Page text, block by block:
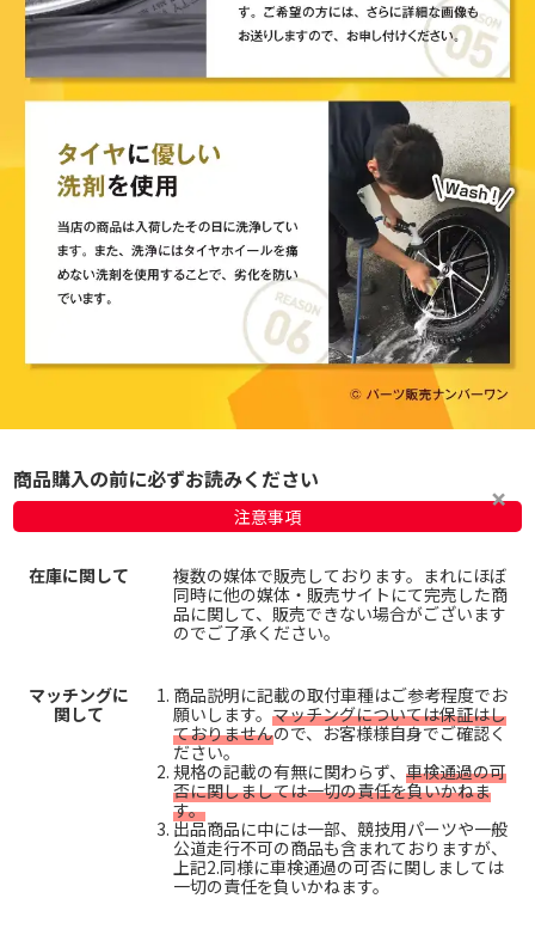
商品購入の前に必ずお読みください
注意事項
在庫に関して
複数の媒体で販売しております。まれにほぼ
同時に他の媒体・販売サイトにて完売した商
品に関して、販売できない場合がございます
のでご了承ください。
マッチングに
関して
商品説明に記載の取付車種はご参考程度でお
願いします。 マッチングについては保証はし
ておりませんので、お客様様自身でご確認く
ださい。
規格の記載の有無に関わらず、 車検通過の可
否に関しましては一切の責任を負いかねま
す。
出品商品に中には一部、競技用パーツや一般
公道走行不可の商品も含まれておりますが、
上記2.同様に車検通過の可否に関しましては
一切の責任を負いかねます。